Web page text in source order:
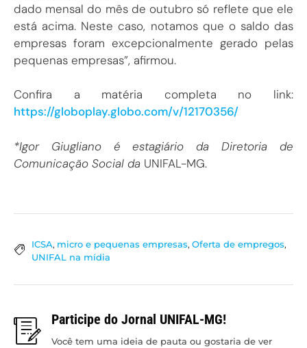
dado mensal do mês de outubro só reflete que ele
está acima. Neste caso, notamos que o saldo das
empresas foram excepcionalmente gerado pelas
pequenas empresas”, afirmou.
Confira a matéria completa no link:
https://globoplay.globo.com/v/12170356/
*Igor Giugliano é estagiário da Diretoria de
Comunicação Social da UNIFAL-MG.
ICSA, micro e pequenas empresas, Oferta de empregos,
UNIFAL na mídia
Participe do Jornal UNIFAL-MG!
Você tem uma ideia de pauta ou gostaria de ver